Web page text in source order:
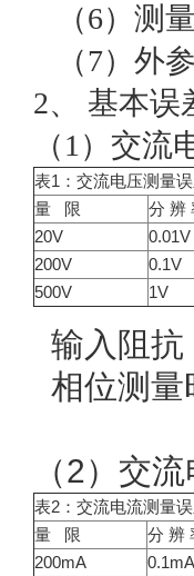
（6）测
（7）外
2、 基本误
（1）交
表1：交流电压测量
量 限
分 辨
20V
0.01V
200V
0.1V
500V
1V
输入阻
相位测
（2）交
表2：交流电流测量
量 限
分 辨
200mA
0.1mA